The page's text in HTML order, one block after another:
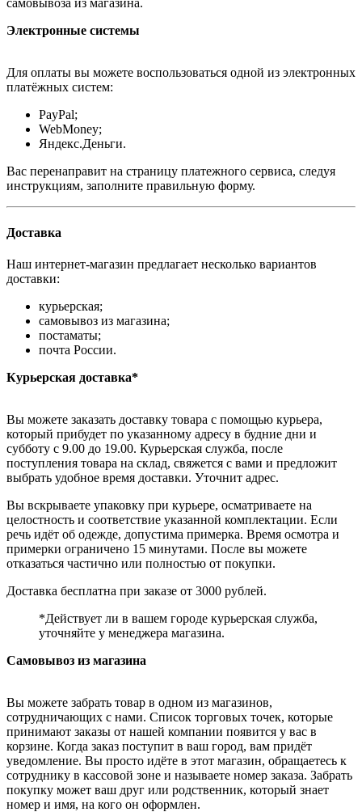
самовывоза из магазина.
Электронные системы
Для оплаты вы можете воспользоваться одной из электронных
платёжных систем:
PayPal;
WebMoney;
Яндекс.Деньги.
Вас перенаправит на страницу платежного сервиса, следуя
инструкциям, заполните правильную форму.
Доставка
Наш интернет-магазин предлагает несколько вариантов
доставки:
курьерская;
самовывоз из магазина;
постаматы;
почта России.
Курьерская доставка*
Вы можете заказать доставку товара с помощью курьера,
который прибудет по указанному адресу в будние дни и
субботу с 9.00 до 19.00. Курьерская служба, после
поступления товара на склад, свяжется с вами и предложит
выбрать удобное время доставки. Уточнит адрес.
Вы вскрываете упаковку при курьере, осматриваете на
целостность и соответствие указанной комплектации. Если
речь идёт об одежде, допустима примерка. Время осмотра и
примерки ограничено 15 минутами. После вы можете
отказаться частично или полностью от покупки.
Доставка бесплатна при заказе от 3000 рублей.
*Действует ли в вашем городе курьерская служба,
уточняйте у менеджера магазина.
Самовывоз из магазина
Вы можете забрать товар в одном из магазинов,
сотрудничающих с нами. Список торговых точек, которые
принимают заказы от нашей компании появится у вас в
корзине. Когда заказ поступит в ваш город, вам придёт
уведомление. Вы просто идёте в этот магазин, обращаетесь к
сотруднику в кассовой зоне и называете номер заказа. Забрать
покупку может ваш друг или родственник, который знает
номер и имя, на кого он оформлен.